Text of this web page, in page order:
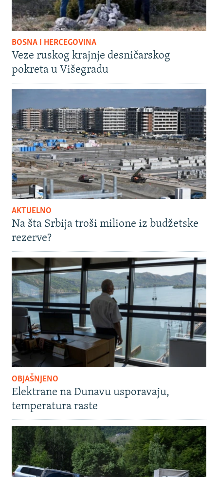
BOSNA I HERCEGOVINA
Veze ruskog krajnje desničarskog
pokreta u Višegradu
AKTUELNO
Na šta Srbija troši milione iz budžetske
rezerve?
OBJAŠNJENO
Elektrane na Dunavu usporavaju,
temperatura raste